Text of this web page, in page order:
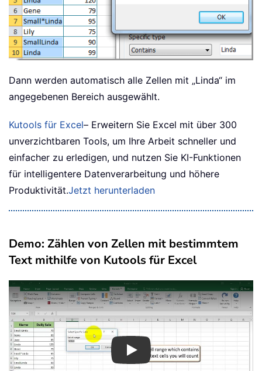
Dann werden automatisch alle Zellen mit „Linda“ im
angegebenen Bereich ausgewählt.
Kutools für Excel– Erweitern Sie Excel mit über 300
unverzichtbaren Tools, um Ihre Arbeit schneller und
einfacher zu erledigen, und nutzen Sie KI-Funktionen
für intelligentere Datenverarbeitung und höhere
Produktivität.Jetzt herunterladen
Demo: Zählen von Zellen mit bestimmtem
Text mithilfe von Kutools für Excel
Play